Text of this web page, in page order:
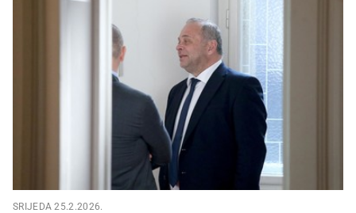
SRIJEDA 25.2.2026.